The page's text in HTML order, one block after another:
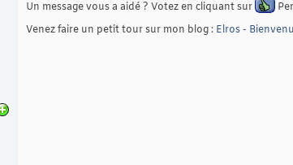
Un message vous a aidé ? Votez en cliquant sur
Venez faire un petit tour sur mon blog : Elros -